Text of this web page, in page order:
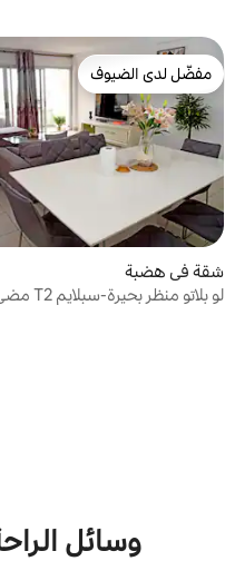
مفضّل لدى الضيوف
مفضّل لدى الضيوف
شقة في هضبة
لو بلاتو منظر بحيرة-سبلايم T2 مضيء/كبير
وسائل